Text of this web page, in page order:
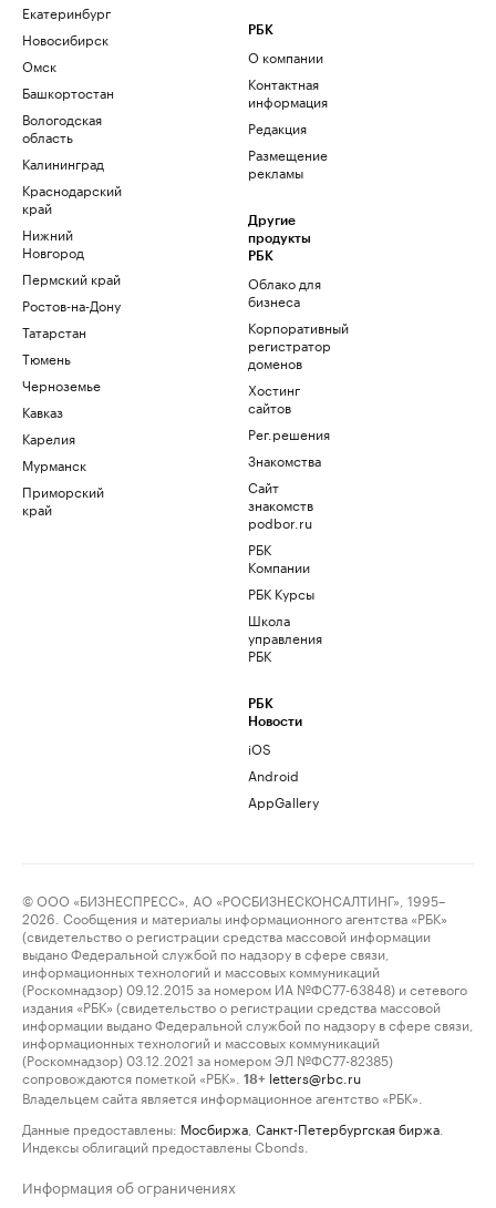
Екатеринбург
Новосибирск
Омск
Башкортостан
Вологодская
область
Калининград
Краснодарский
край
Нижний
Новгород
Пермский край
Ростов-на-Дону
Татарстан
Тюмень
Черноземье
Кавказ
Карелия
Мурманск
Приморский
край
РБК
О компании
Контактная
информация
Редакция
Размещение
рекламы
Другие
продукты
РБК
Облако для
бизнеса
Корпоративный
регистратор
доменов
Хостинг
сайтов
Рег.решения
Знакомства
Сайт
знакомств
podbor.ru
РБК
Компании
РБК Курсы
Школа
управления
РБК
РБК
Новости
iOS
Android
AppGallery
© ООО «БИЗНЕСПРЕСС», АО «РОСБИЗНЕСКОНСАЛТИНГ», 1995–
2026. Сообщения и материалы информационного агентства «РБК»
(свидетельство о регистрации средства массовой информации
выдано Федеральной службой по надзору в сфере связи,
информационных технологий и массовых коммуникаций
(Роскомнадзор) 09.12.2015 за номером ИА №ФС77-63848) и сетевого
издания «РБК» (свидетельство о регистрации средства массовой
информации выдано Федеральной службой по надзору в сфере связи,
информационных технологий и массовых коммуникаций
(Роскомнадзор) 03.12.2021 за номером ЭЛ №ФС77-82385)
сопровождаются пометкой «РБК».
18+ letters@rbc.ru
Владельцем сайта является информационное агентство «РБК».
Данные предоставлены: Мосбиржа Санкт-Петербургская биржа
Индексы облигаций предоставлены Cbonds.
Информация об ограничениях